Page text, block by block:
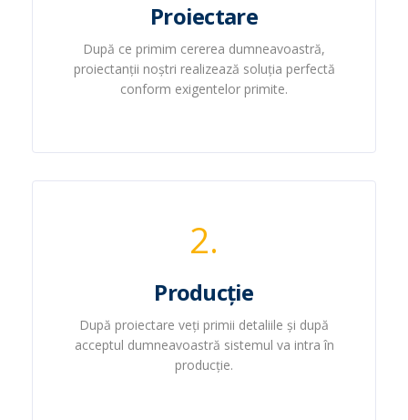
Proiectare
După ce primim cererea dumneavoastră,
proiectanții noștri realizează soluția perfectă
conform exigentelor primite.
2.
Producție
După proiectare veți primii detaliile și după
acceptul dumneavoastră sistemul va intra în
producție.